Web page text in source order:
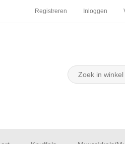
Registreren Inloggen